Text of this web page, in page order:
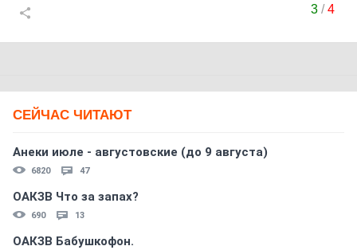
3/4
СЕЙЧАС ЧИТАЮТ
Анеки июле - августовские (до 9 августа)
6820 47
ОАКЗВ Что за запах?
690 13
ОАКЗВ Бабушкофон.